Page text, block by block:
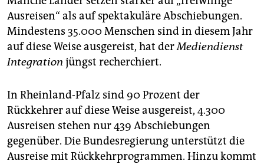
Ausreisen“ als auf spektakuläre Abschiebungen.
Mindestens 35.000 Menschen sind in diesem Jahr
auf diese Weise ausgereist, hat derMediendienst
Integration jüngst recherchiert.
In Rheinland-Pfalz sind 90 Prozent der
Rückkehrer auf diese Weise ausgereist, 4.300
Ausreisen stehen nur 439 Abschiebungen
gegenüber. Die Bundesregierung unterstützt die
Ausreise mit Rückkehrprogrammen. Hinzu kommt